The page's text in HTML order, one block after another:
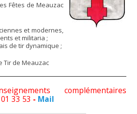
Fêtes de Meauzac
et modernes,
et militaria ;
de tir dynamique ;
Tir de Meauzac
complémentaires
33 53 - Mail